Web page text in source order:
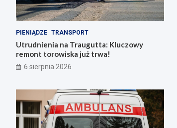
PIENIĄDZE TRANSPORT
Utrudnienia na Traugutta: Kluczowy
remont torowiska już trwa!
6 sierpnia 2026